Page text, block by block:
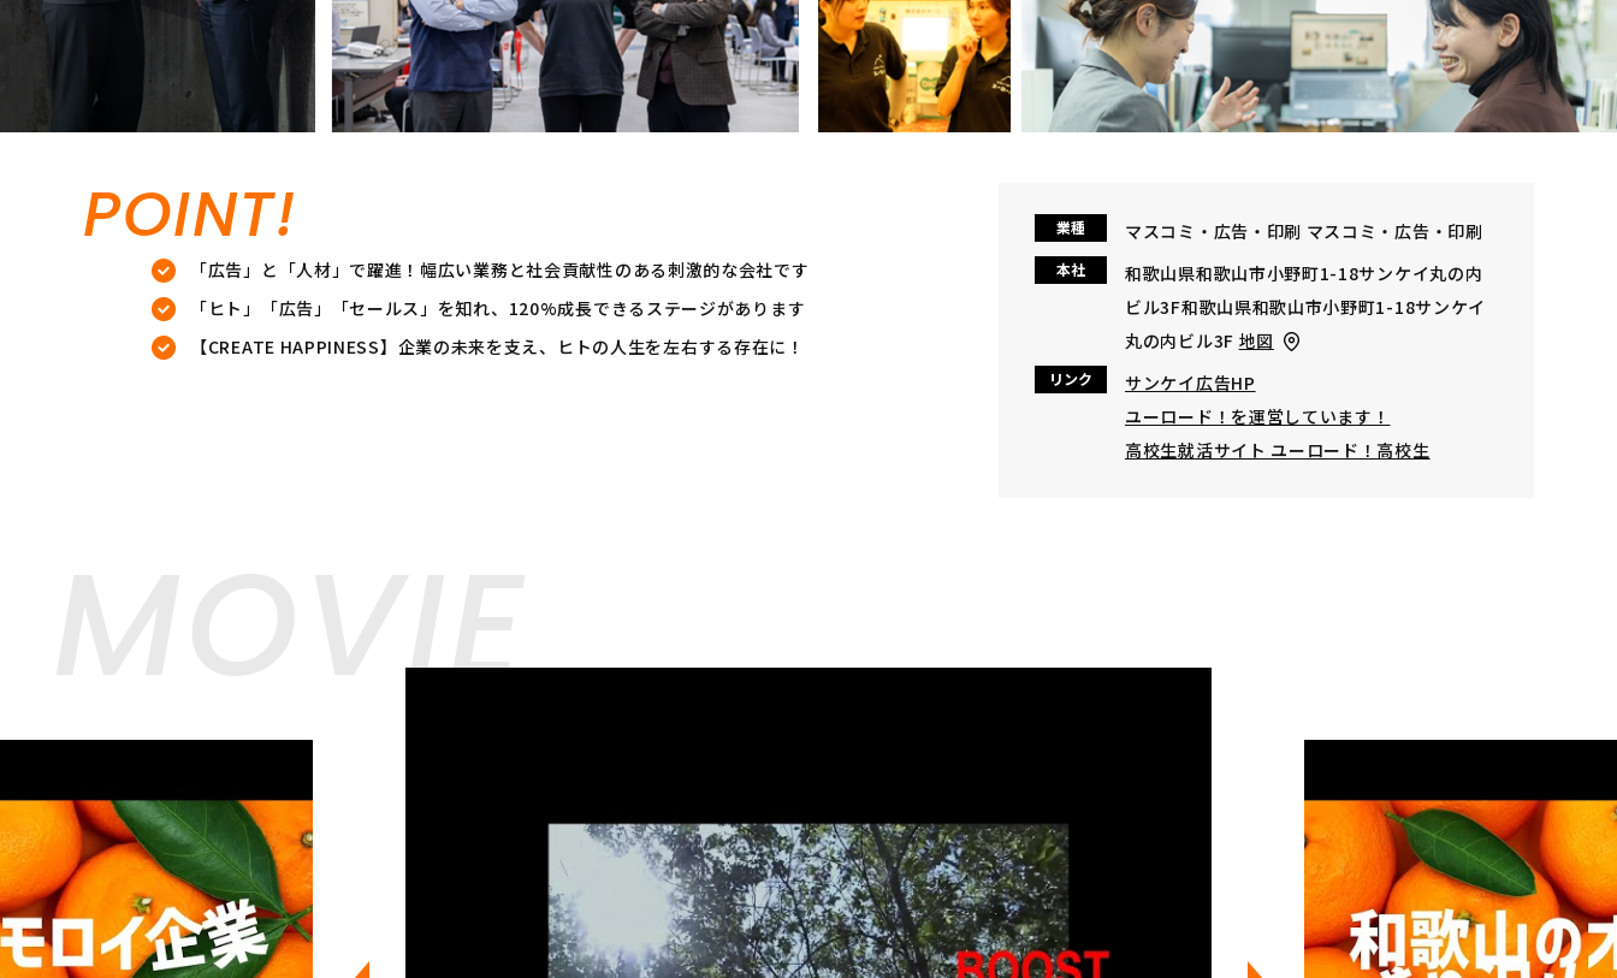
POINT!
「広告」と「人材」で躍進！幅広い業務と社会貢献性のある刺激的な会社です
「ヒト」「広告」「セールス」を知れ、120%成長できるステージがあります
【CREATE HAPPINESS】企業の未来を支え、ヒトの人生を左右する存在に！
業種 マスコミ・広告・印刷 マスコミ・広告・印刷
本社
和歌山県和歌山市小野町1-18サンケイ丸の内
ビル3F和歌山県和歌山市小野町1-18サンケイ
丸の内ビル3F 地図
リンク
サンケイ広告HP
ユーロード！を運営しています！
高校生就活サイト ユーロード！高校生
MOVIE